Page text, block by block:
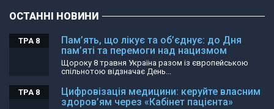
ОСТАННІ НОВИНИ
Пам’ять, що лікує та об’єднує: до Дня
пам’яті та перемоги над нацизмом
ТРА 8
Щороку 8 травня Україна разом із європейською
спільнотою відзначає День...
Цифровізація медицини: керуйте власним
здоров’ям через «Кабінет пацієнта»
ТРА 8